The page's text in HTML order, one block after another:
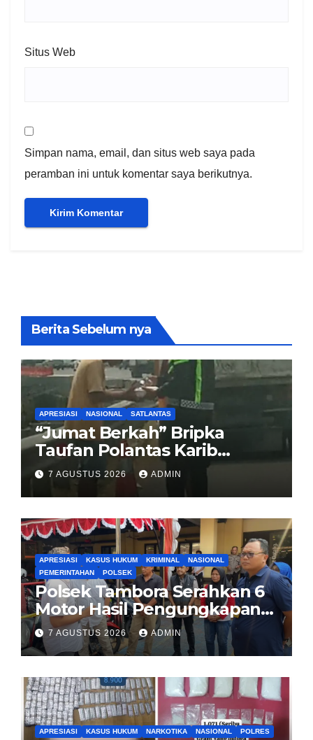
Situs Web
Simpan nama, email, dan situs web saya pada
peramban ini untuk komentar saya berikutnya.
Berita Sebelum nya
APRESIASI NASIONAL SATLANTAS
“Jumat Berkah” Bripka
Taufan Polantas Karib
Bagikan Nasi Kotak untuk
Sopir Truk yang Mogok di KM
00 Pondok Aren
7 AGUSTUS 2026 ADMIN
APRESIASI KASUS HUKUM KRIMINAL
NASIONAL
PEMERINTAHAN
POLSEK
Polsek Tambora Serahkan 6
Motor Hasil Pengungkapan
Kasus Curanmor Kepada
Pemilik Yang sah
7 AGUSTUS 2026 ADMIN
APRESIASI KASUS HUKUM NARKOTIKA NASIONAL POLRES